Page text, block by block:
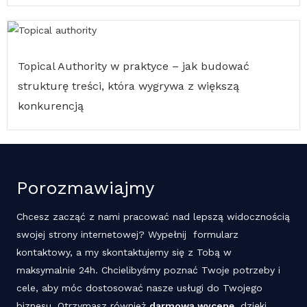
Topical Authority w praktyce – jak budować
strukturę treści, która wygrywa z większą
konkurencją
Porozmawiajmy
Chcesz zacząć z nami pracować nad lepszą widocznością
swojej strony internetowej? Wypełnij formularz
kontaktowy, a my skontaktujemy się z Tobą w
maksymalnie 24h. Chcielibyśmy poznać Twoje potrzeby i
cele, aby móc dostosować nasze usługi do Twojego